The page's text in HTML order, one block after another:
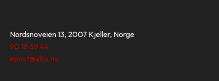
Nordsnoveien 13, 2007 Kjeller, Norge
90 18 69 44
epost@elks.no